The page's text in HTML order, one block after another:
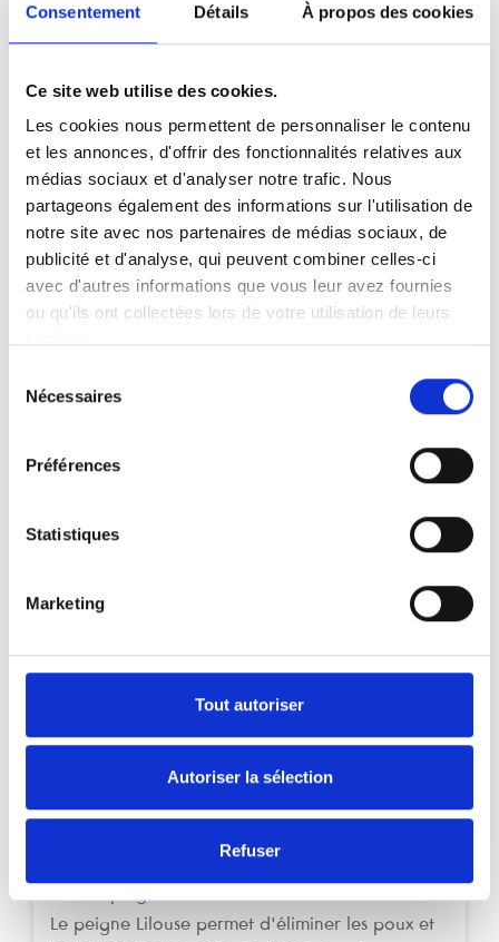
Consentement Détails À propos des cookies
Ce site web utilise des cookies.
Les cookies nous permettent de personnaliser le contenu
et les annonces, d'offrir des fonctionnalités relatives aux
médias sociaux et d'analyser notre trafic. Nous
partageons également des informations sur l'utilisation de
notre site avec nos partenaires de médias sociaux, de
publicité et d'analyse, qui peuvent combiner celles-ci
avec d'autres informations que vous leur avez fournies
ou qu'ils ont collectées lors de votre utilisation de leurs
Nécessaires
Préférences
Statistiques
Marketing
Tout autoriser
Autoriser la sélection
Refuser
Répulsifs
Lilouse Shampooing anti-poux et lentes
Lilouse shampooing élimine les poux et les lentes
en 1 application, sans insecticide ni silicone. Sa
formule naturelle, à base d’huile de coco, bo...
Cela pourrait aussi vous plaire
Répulsifs
Le peigne Lilouse permet d'éliminer les poux et